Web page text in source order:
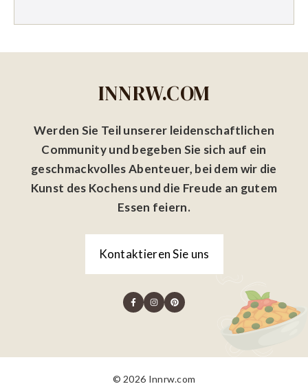
INNRW.COM
Werden Sie Teil unserer leidenschaftlichen
Community und begeben Sie sich auf ein
geschmackvolles Abenteuer, bei dem wir die
Kunst des Kochens und die Freude an gutem
Essen feiern.
Kontaktieren Sie uns
© 2026 Innrw.com